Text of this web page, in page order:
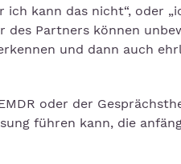
kann das nicht“, oder
des Partners können
und dann auch
oder der
führen kann, die